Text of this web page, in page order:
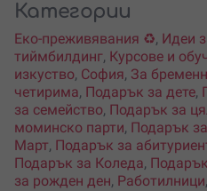
Категории
Еко-преживявания ♻️, Идеи
тиймбилдинг, Курсове и
изкуство, София, За
четирима, Подарък за дете,
за семейство, Подарък за
моминско парти, Подарък
Март, Подарък за
Подарък за Коледа,
за рожден ден, Работилници,